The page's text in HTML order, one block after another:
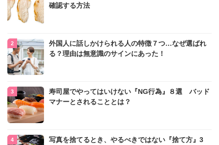
確認する方法
外国人に話しかけられる人の特徴７つ…なぜ選ばれ
る？理由は無意識のサインにあった！
寿司屋でやってはいけない『NG行為』８選 バッド
マナーとされることとは？
写真を捨てるとき、やるべきではない『捨て方』3